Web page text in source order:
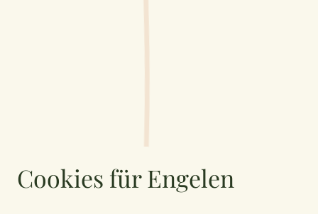
Cookies für Engelen